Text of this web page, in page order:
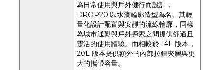
為日常使用與戶外健行而設計，
DROP20 以水滴輪廓造型為名。其輕
量化設計配置與安靜的流線輪廓，同樣
為城市通勤與戶外探索之間提供舒適且
靈活的使用體驗。而相較於 14L 版本，
20L 版本提供額外的內部拉鍊夾層與更
大的攜帶容量。